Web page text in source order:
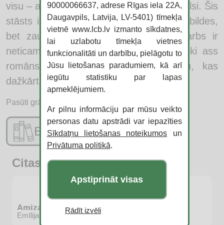
visu – arī tuvību, mīlestību un saprāta balsi. Šis
stāsts ir par cilvēku, kurš atrod visas atbildes,
bet zaudē tos, kas vēl spēj mīlēt. Darbs ir
neticami cilvēcīgs un vienlaikus teoloģiski ass
romāns par varu, ticību un klusumu, kas
dažkārt ir skaļāks par jebkuru sprediķi.
Pasūti grāmatu:
E-katalogs
Citas jaunās grāmatas
Amizants stāsts
Emīlija Henrija
90000066637, adrese Rīgas iela 22A,
Daugavpils, Latvija, LV-5401) tīmekļa
vietnē www.lcb.lv izmanto sīkdatnes,
lai uzlabotu tīmekļa vietnes
funkcionalitāti un darbību, pielāgotu to
Jūsu lietošanas paradumiem, kā arī
iegūtu statistiku par lapas
apmeklējumiem.
Ar pilnu informāciju par mūsu veikto
personas datu apstrādi var iepazīties
Sīkdatņu lietošanas noteikumos un
Privātuma politikā.
Apstiprināt visas
Rādīt izvēli